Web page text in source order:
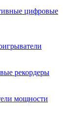
цифровые
рекордеры
мощности